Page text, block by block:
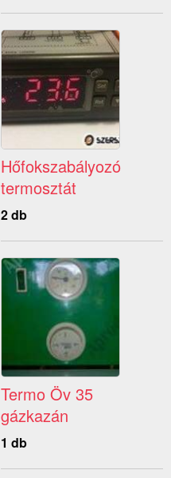
Hőfokszabályozó
termosztát
2 db
Termo Öv 35
gázkazán
1 db